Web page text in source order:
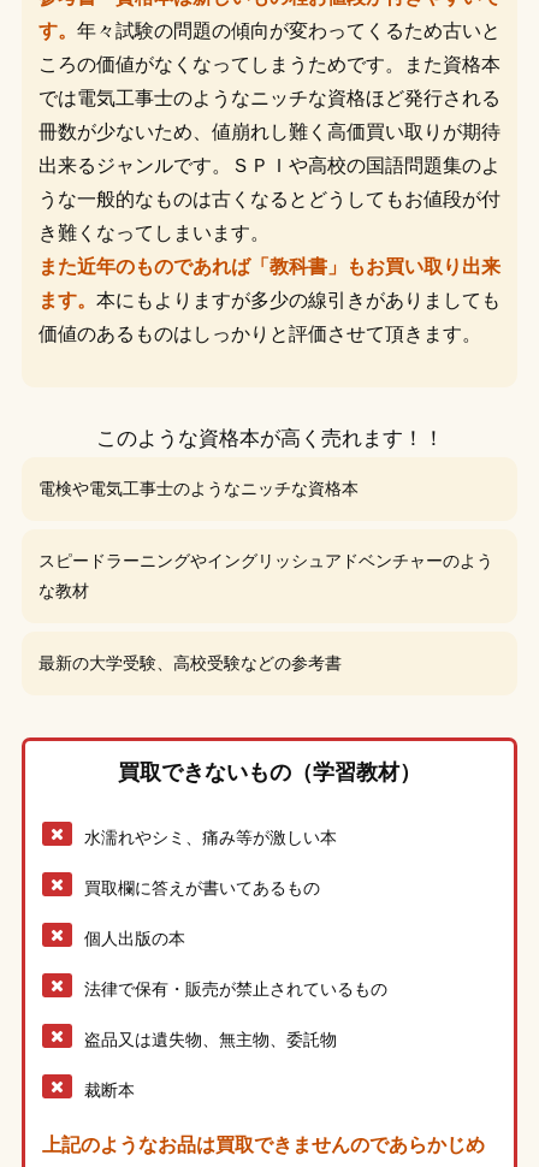
す。 年々試験の問題の傾向が変わってくるため古いと
ころの価値がなくなってしまうためです。また資格本
では電気工事士のようなニッチな資格ほど発行される
冊数が少ないため、値崩れし難く高価買い取りが期待
出来るジャンルです。ＳＰＩや高校の国語問題集のよ
うな一般的なものは古くなるとどうしてもお値段が付
き難くなってしまいます。
また近年のものであれば「教科書」もお買い取り出来
ます。 本にもよりますが多少の線引きがありましても
価値のあるものはしっかりと評価させて頂きます。
このような資格本が高く売れます！！
電検や電気工事士のようなニッチな資格本
スピードラーニングやイングリッシュアドベンチャーのよう
な教材
最新の大学受験、高校受験などの参考書
買取できないもの（学習教材）
水濡れやシミ、痛み等が激しい本
買取欄に答えが書いてあるもの
個人出版の本
法律で保有・販売が禁止されているもの
盗品又は遺失物、無主物、委託物
裁断本
上記のようなお品は買取できませんのであらかじめ